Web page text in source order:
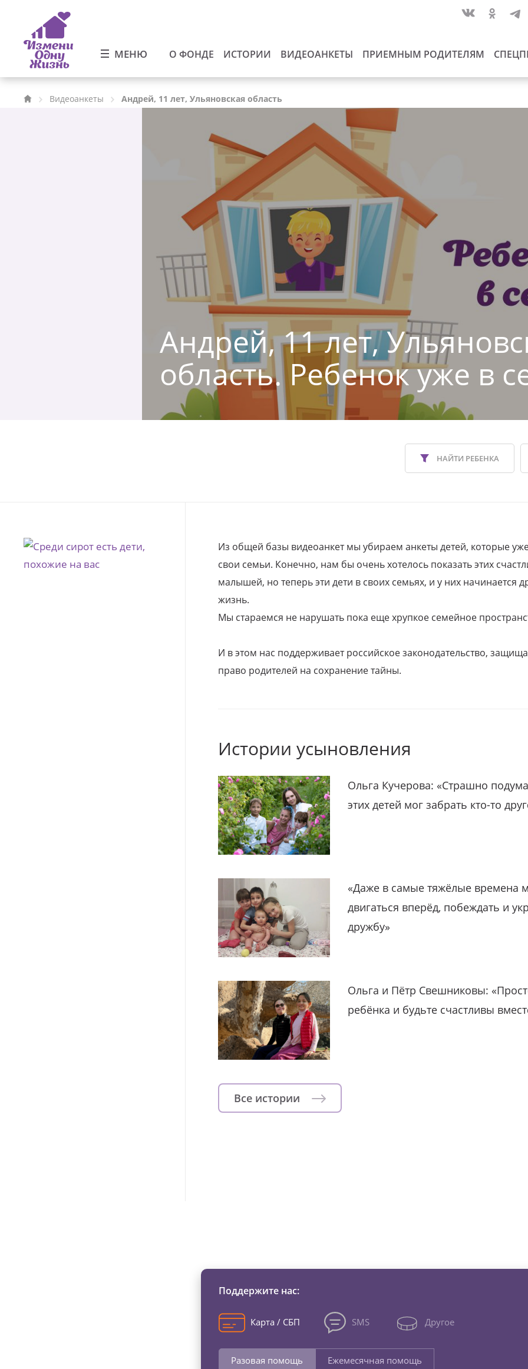
МЕНЮ О ФОНДЕ ИСТОРИИ ВИДЕОАНКЕТЫ ПРИЕМНЫМ РОДИТЕЛЯМ
Видеоанкеты Андрей, 11 лет, Ульяновская область
Андрей, 11 лет,
область. Ребенок уже в
НАЙТИ РЕБЕНКА
Из общей базы видеоанкет мы убираем анкеты детей, которые
свои семьи. Конечно, нам бы очень хотелось показать этих
малышей, но теперь эти дети в своих семьях, и у них начинается
жизнь.
Мы стараемся не нарушать пока еще хрупкое семейное
И в этом нас поддерживает российское законодательство,
право родителей на сохранение тайны.
Истории усыновления
Ольга Кучерова: «Страшно
этих детей мог забрать кто-то
«Даже в самые тяжёлые времена
двигаться вперёд, побеждать и
дружбу»
Ольга и Пётр Свешниковы:
ребёнка и будьте счастливы
Все истории
Поддержите нас:
Карта / СБП SMS Другое
Разовая помощь
Ежемесячная помощь